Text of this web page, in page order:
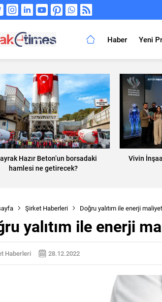
Haber Yeni
Hazır Beton’un borsadaki
hamlesi ne getirecek?
Vivin
Şirket Haberleri Doğru yalıtım ile enerji
yalıtım ile enerji
Haberleri 28.12.2022